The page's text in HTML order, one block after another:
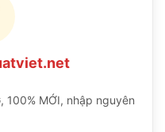
100% MỚI, nhập nguyên